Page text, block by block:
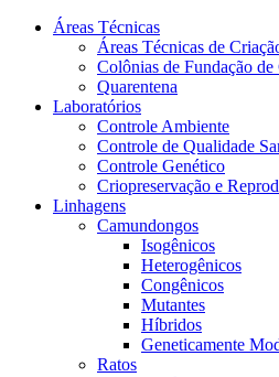
Áreas Técnicas
Áreas Técnicas de
Colônias de Fundação
Quarentena
Laboratórios
Controle Ambiente
Controle de Qualidade
Controle Genético
Criopreservação e
Linhagens
Camundongos
Isogênicos
Heterogênicos
Congênicos
Mutantes
Híbridos
Geneticamente
Ratos